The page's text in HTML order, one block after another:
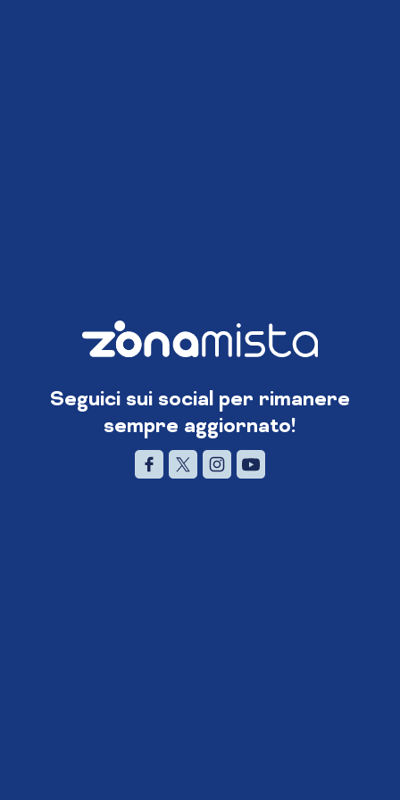
Seguici sui social per rimanere
sempre aggiornato!